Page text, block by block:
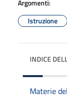
Argomenti:
Istruzione
INDICE
Materie